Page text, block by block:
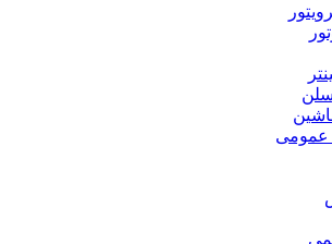
عمومی